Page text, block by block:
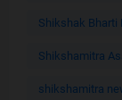
Shikshak Bharti
Shikshamitra
shikshamitra